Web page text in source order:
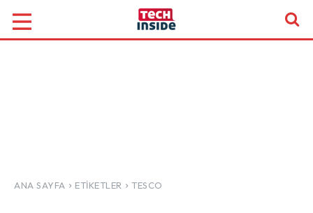
ANA SAYFA ETIKETLER TESCO